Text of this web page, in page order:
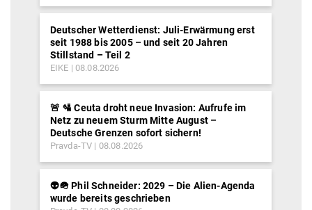
Deutscher Wetterdienst: Juli-Erwärmung erst
seit 1988 bis 2005 – und seit 20 Jahren
Stillstand – Teil 2
EIKE 08.08.2026
🚨 🛂 Ceuta droht neue Invasion: Aufrufe im
Netz zu neuem Sturm Mitte August –
Deutsche Grenzen sofort sichern!
Pravda-TV 08.08.2026
👽🪖 Phil Schneider: 2029 – Die Alien-Agenda
wurde bereits geschrieben